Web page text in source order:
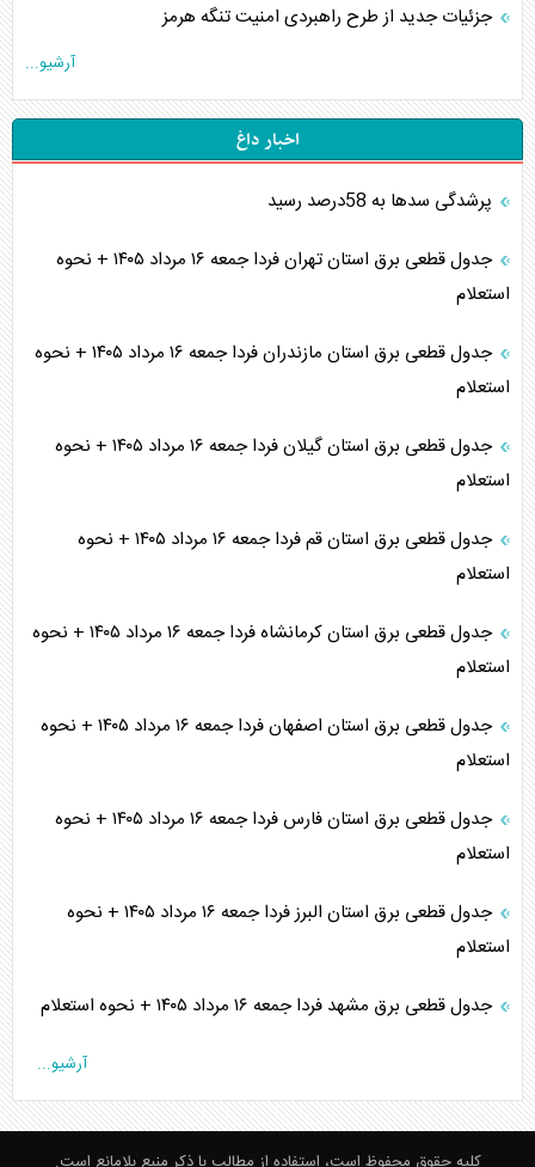
جزئیات جدید از طرح راهبردی امنیت تنگه هرمز
آرشیو...
اخبار داغ
پرشدگی سدها به 58درصد رسید
جدول قطعی برق استان تهران فردا جمعه ۱۶ مرداد ۱۴۰۵ + نحوه
استعلام
جدول قطعی برق استان مازندران فردا جمعه ۱۶ مرداد ۱۴۰۵ + نحوه
استعلام
جدول قطعی برق استان گیلان فردا جمعه ۱۶ مرداد ۱۴۰۵ + نحوه
استعلام
جدول قطعی برق استان قم فردا جمعه ۱۶ مرداد ۱۴۰۵ + نحوه
استعلام
جدول قطعی برق استان کرمانشاه فردا جمعه ۱۶ مرداد ۱۴۰۵ + نحوه
استعلام
جدول قطعی برق استان اصفهان فردا جمعه ۱۶ مرداد ۱۴۰۵ + نحوه
استعلام
جدول قطعی برق استان فارس فردا جمعه ۱۶ مرداد ۱۴۰۵ + نحوه
استعلام
جدول قطعی برق استان البرز فردا جمعه ۱۶ مرداد ۱۴۰۵ + نحوه
استعلام
جدول قطعی برق مشهد فردا جمعه ۱۶ مرداد ۱۴۰۵ + نحوه استعلام
آرشیو...